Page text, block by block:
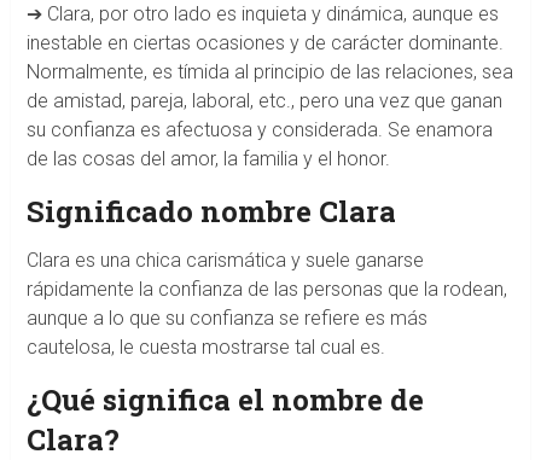
➔ Clara, por otro lado es inquieta y dinámica, aunque es
inestable en ciertas ocasiones y de carácter dominante.
Normalmente, es tímida al principio de las relaciones, sea
de amistad, pareja, laboral, etc., pero una vez que ganan
su confianza es afectuosa y considerada. Se enamora
de las cosas del amor, la familia y el honor.
Significado nombre Clara
Clara es una chica carismática y suele ganarse
rápidamente la confianza de las personas que la rodean,
aunque a lo que su confianza se refiere es más
cautelosa, le cuesta mostrarse tal cual es.
¿Qué significa el nombre de
Clara?